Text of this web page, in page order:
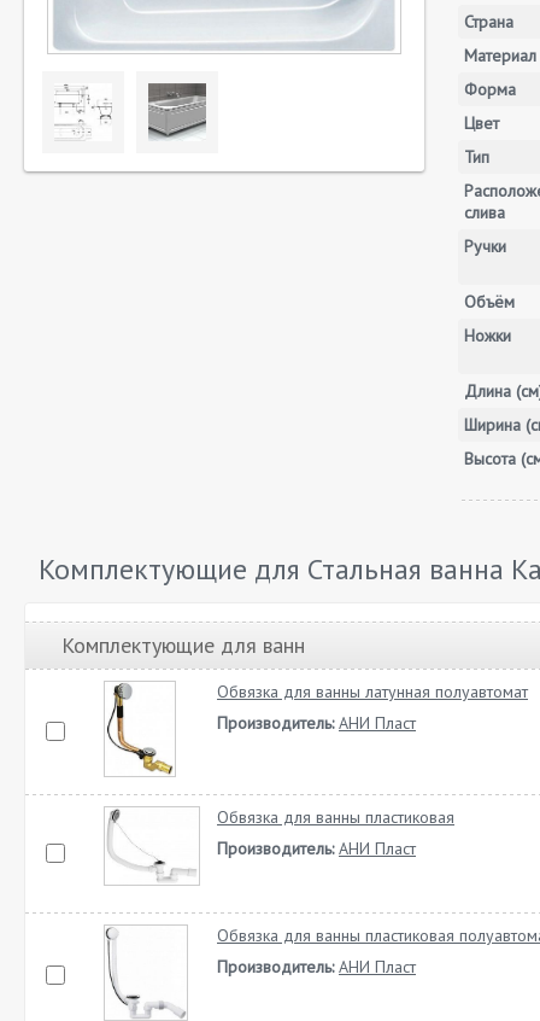
Страна
Материал
Форма
Цвет
Тип
слива
Ручки
Объём
Ножки
Длина
Ширина
Высота
Комплектующие для Стальная ванна
Комплектующие для ванн
Обвязка для ванны латунная полуавтомат
Производитель: АНИ Пласт
Обвязка для ванны пластиковая
Производитель: АНИ Пласт
Обвязка для ванны пластиковая
Производитель: АНИ Пласт